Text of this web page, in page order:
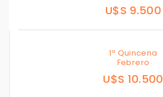
U$S 9.500
1ª Quincena
Febrero
U$S 10.500